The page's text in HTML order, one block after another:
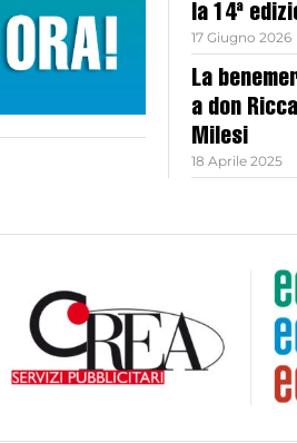
la 14ª
17 Giugno 2026
La
a don
Milesi
18 Aprile 2025